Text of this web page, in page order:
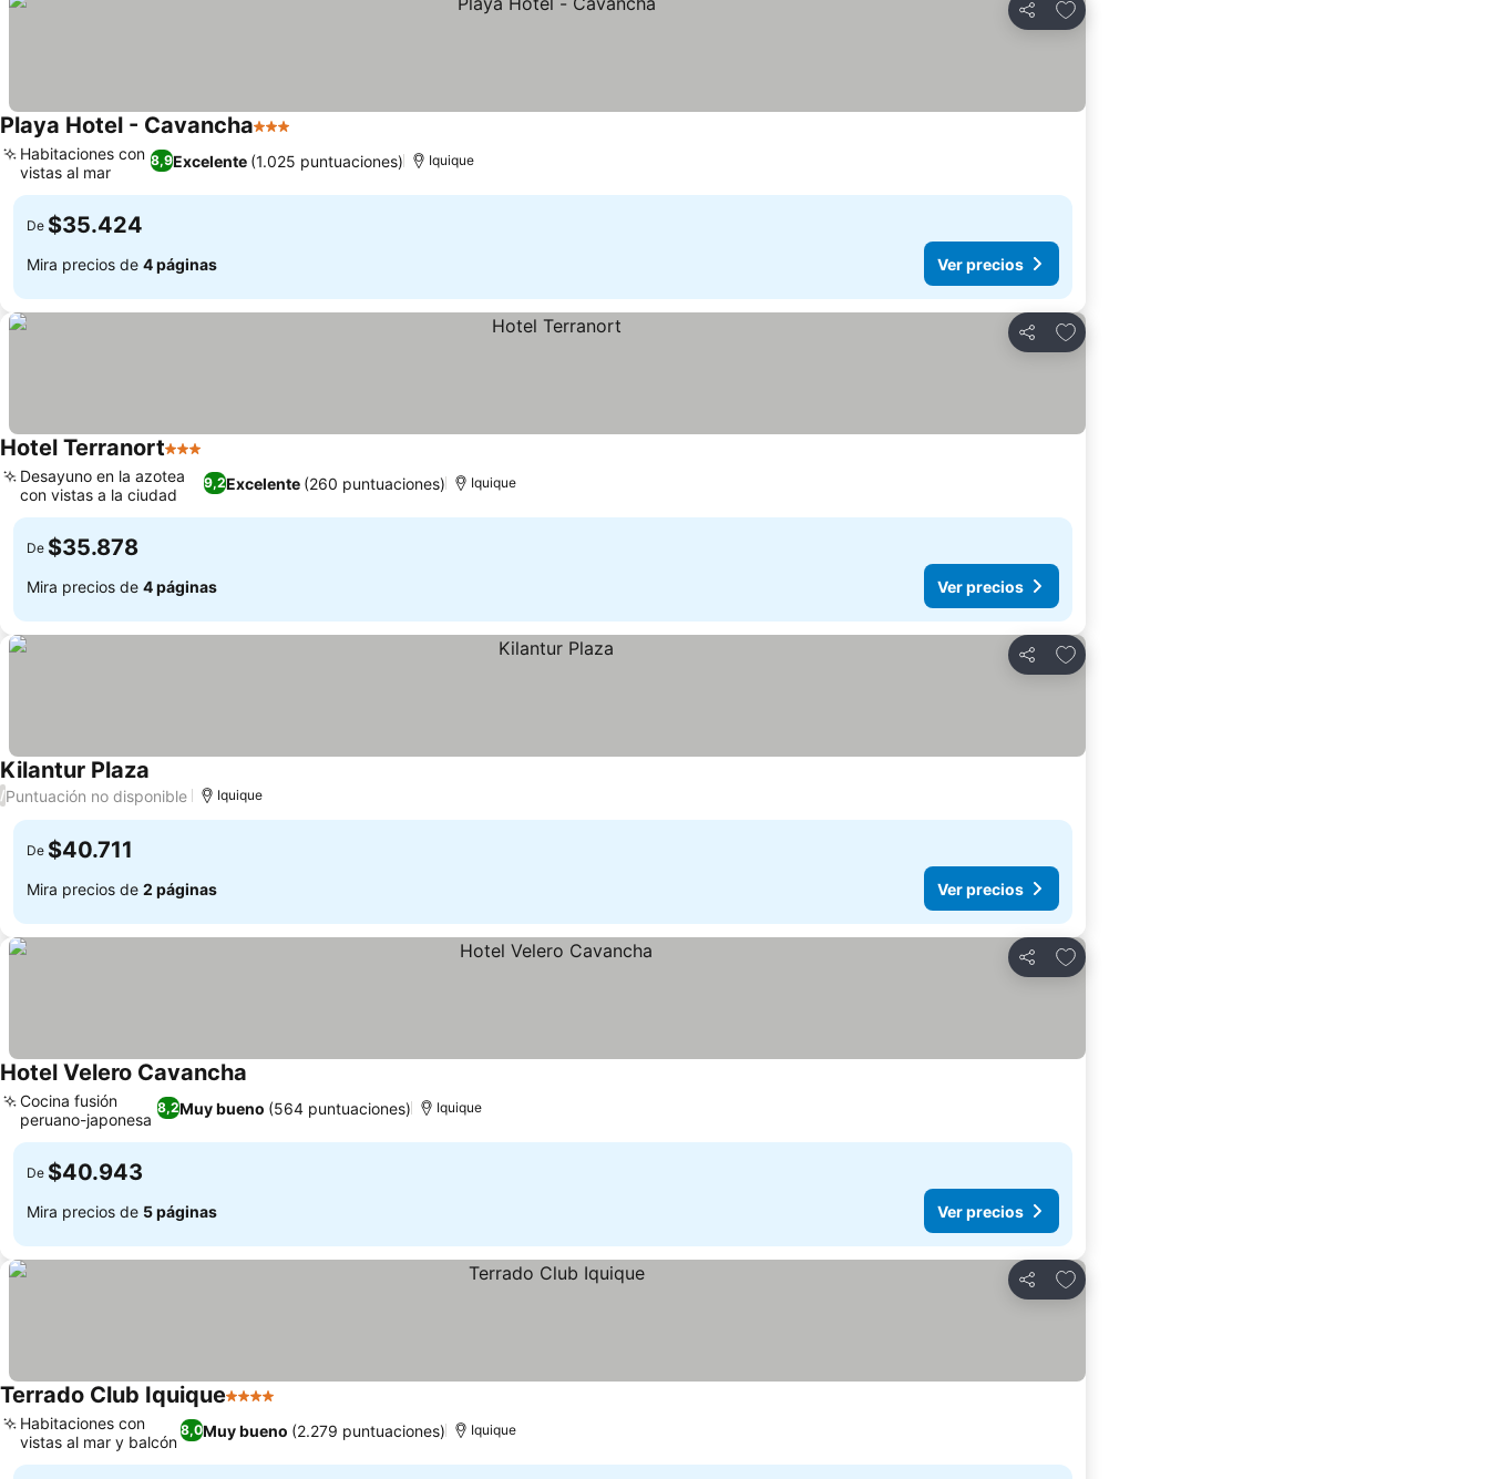
Compartir
Agregar a favoritos
Playa Hotel - Cavancha3 Estrellas
8,9Excelente (1.025 puntuaciones)
Habitaciones con
vistas al mar
Iquique
De $35.424
Mira precios de 4 páginas Ver precios
Compartir
Agregar a favoritos
Hotel Terranort3 Estrellas
9,2Excelente (260 puntuaciones)
Desayuno en la azotea
con vistas a la ciudad
Iquique
De $35.878
Mira precios de 4 páginas Ver precios
Compartir
Agregar a favoritos
Kilantur Plaza
/Puntuación no disponible Iquique
De $40.711
Mira precios de 2 páginas Ver precios
Compartir
Agregar a favoritos
Hotel Velero Cavancha
8,2Muy bueno (564 puntuaciones)
Cocina fusión
peruano-japonesa
Iquique
De $40.943
Mira precios de 5 páginas Ver precios
Compartir
Agregar a favoritos
Terrado Club Iquique4 Estrellas
8,0Muy bueno (2.279 puntuaciones)
Habitaciones con
vistas al mar y balcón
Iquique